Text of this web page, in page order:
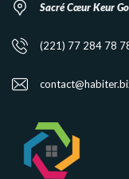
Sacré Cœur Keur
(221) 77 284 78